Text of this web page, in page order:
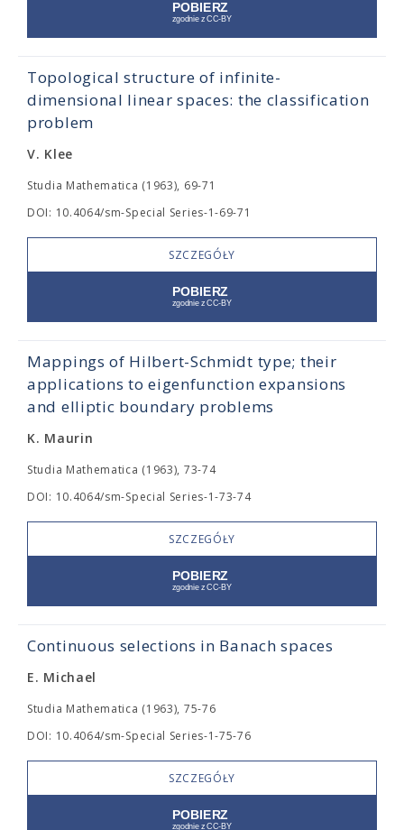
Topological structure of infinite-
dimensional linear spaces: the classification
problem
V. Klee
Studia Mathematica (1963), 69-71
DOI: 10.4064/sm-Special Series-1-69-71
SZCZEGÓŁY
Mappings of Hilbert-Schmidt type; their
applications to eigenfunction expansions
and elliptic boundary problems
K. Maurin
Studia Mathematica (1963), 73-74
DOI: 10.4064/sm-Special Series-1-73-74
SZCZEGÓŁY
Continuous selections in Banach spaces
E. Michael
Studia Mathematica (1963), 75-76
DOI: 10.4064/sm-Special Series-1-75-76
SZCZEGÓŁY